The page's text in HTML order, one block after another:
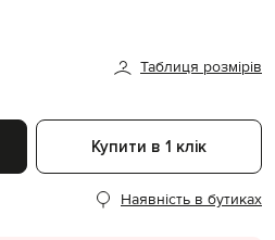
Таблиця розмірів
Купити в 1 клік
Наявність в бутиках